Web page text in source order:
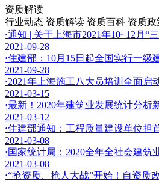
资质解读
行业动态 资质解读 资质百科 资质政
·通知 | 关于上海市2021年10~12月“
2021-09-28
·住建部：10月15日起全国实行一级
2021-09-28
·2021年上海施工八大员培训全面启
2021-03-15
·最新！2020年建筑业发展统计分析
2021-03-12
·住建部通知：工程质量建设单位担
2021-03-08
·国家统计局：2020全年全社会建筑
2021-03-08
·“抢资质、抢人大战”开始！自资质